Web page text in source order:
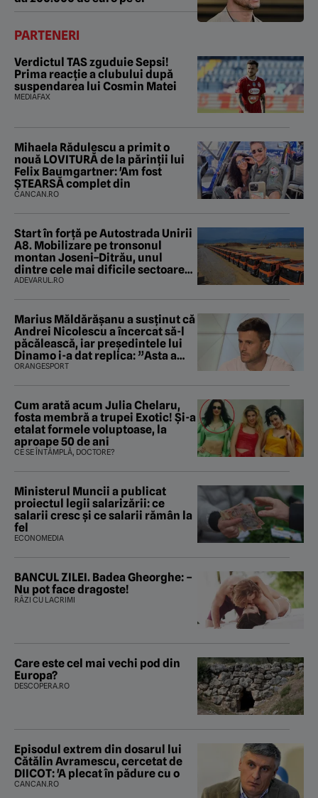
PARTENERI
Verdictul TAS zguduie Sepsi!
Prima reacție a clubului după
suspendarea lui Cosmin Matei
MEDIAFAX
Mihaela Rădulescu a primit o
nouă LOVITURĂ de la părinții lui
Felix Baumgartner: 'Am fost
ȘTEARSĂ complet din
CANCAN.RO
Start în forță pe Autostrada Unirii
A8. Mobilizare pe tronsonul
montan Joseni–Ditrău, unul
dintre cele mai dificile sectoare
care traversează Carpații
ADEVARUL.RO
Marius Măldărăşanu a susţinut că
Andrei Nicolescu a încercat să-l
păcălească, iar preşedintele lui
Dinamo i-a dat replica: ”Asta a
fost istoria”
ORANGESPORT
Cum arată acum Julia Chelaru,
fosta membră a trupei Exotic! Și-a
etalat formele voluptoase, la
aproape 50 de ani
CE SE ÎNTÂMPLĂ, DOCTORE?
Ministerul Muncii a publicat
proiectul legii salarizării: ce
salarii cresc și ce salarii rămân la
fel
ECONOMEDIA
BANCUL ZILEI. Badea Gheorghe: –
Nu pot face dragoste!
RÂZI CU LACRIMI
Care este cel mai vechi pod din
Europa?
DESCOPERA.RO
Episodul extrem din dosarul lui
Cătălin Avramescu, cercetat de
DIICOT: 'A plecat în pădure cu o
CANCAN.RO